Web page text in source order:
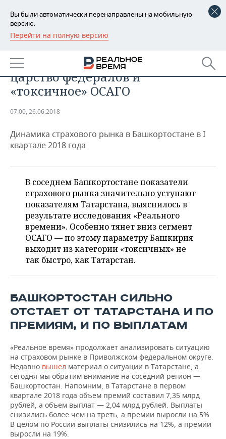
Вы были автоматически перенаправлены на мобильную
версию.
Перейти на полную версию
РЕГИОНЫ
БАШКОРТОСТАН
ТАТАРСТАН
НОВОСТИ
АНАЛИТИКА
ДЕКЛАРАЦИИ О ДОХОДАХ
КОРОЛИ ГОСЗАКАЗА ПФО
КОМУ ПРИНАДЛЕЖАТ
ТОРГОВЫЕ ЦЕНТРЫ
ТАТАРСТАНА
НОВОСТИ ЭКОНОМИКИ
ФИНАНСЫ
БЮДЖЕТ
ИНВЕСТИЦИИ
ПРОМЫШЛЕННОСТЬ
НОВОСТИ
АГРОПРОМ
МАШИНОСТРОЕНИЕ
НЕФТЕХИМИЯ
НЕФТЬ
ОПК
ЭНЕРГЕТИКА
НЕДВИЖИМОСТЬ
НОВОСТИ АВТО
БИЗНЕС
НОВОСТИ БИЗНЕСА
РОЗНИЧНАЯ ТОРГОВЛЯ
УСЛУГИ
ТЕХНОЛОГИИ
НОВОСТИ ТЕХНОЛОГИЙ
МЕДИА
ТЕЛЕКОММУНИКАЦИИ
МЕРОПРИЯТИЯ
ВЫЕЗДНАЯ РЕДАКЦИЯ
БИЗНЕС-БРАНЧИ
ОТКРЫТАЯ ЛЕКЦИЯ
НОВОСТИ СПОРТА
ФУТБОЛ
БАСКЕТБОЛ
ВОЛЕЙБОЛ
КИБЕРСПОРТ
ФИГУРНОЕ КАТАНИЕ
ОБЩЕСТВО
НОВОСТИ ОБЩЕСТВА
ИНФРАСТРУКТУРА
ИСТОРИЯ
КУЛЬТУРА
МЕДИЦИНА
ФОТОГАЛЕРЕЯ
СПРАВОЧНИК
СПИСОК ПЕРСОН
СПИСОК КОМПАНИЙ
ПОЛНАЯ ВЕРСИЯ
Страхование в Башкирии:
царство федералов и
«токсичное» ОСАГО
07:00, 26.06.2018
Динамика страхового рынка в Башкортостане в I
квартале 2018 года
В соседнем Башкортостане показатели
страхового рынка значительно уступают
показателям Татарстана, выяснилось в
результате исследования «Реального
времени». Особенно тянет вниз сегмент
ОСАГО — по этому параметру Башкирия
выходит из категории «токсичных» не
так быстро, как Татарстан.
БАШКОРТОСТАН СИЛЬНО
ОТСТАЕТ ОТ ТАТАРСТАНА И ПО
ПРЕМИЯМ, И ПО ВЫПЛАТАМ
«Реальное время» продолжает анализировать ситуацию
на страховом рынке в Приволжском федеральном округе.
Недавно вышел материал о ситуации в Татарстане, а
сегодня мы обратим внимание на соседний регион —
Башкортостан. Напомним, в Татарстане в первом
квартале 2018 года объем премий составил 7,35 млрд
рублей, а объем выплат — 2,04 млрд рублей. Выплаты
снизились более чем на треть, а премии выросли на 5%.
В целом по России выплаты снизились на 12%, а премии
выросли на 19%.